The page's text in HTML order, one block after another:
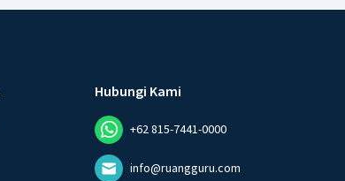
Hubungi Kami
+62 815-7441-0000
info@ruangguru.com